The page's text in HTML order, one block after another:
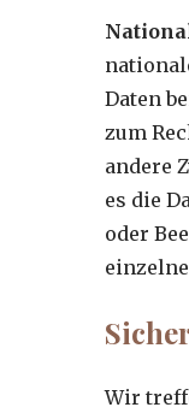
Daten
zum
andere
es die
oder
Wir